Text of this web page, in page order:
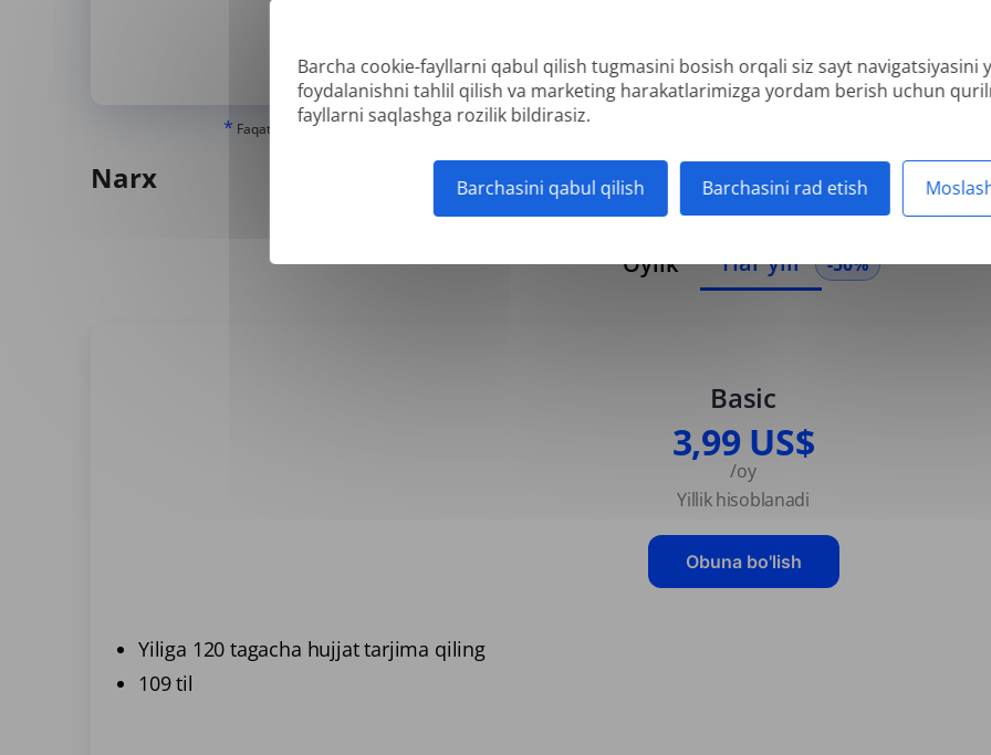
Barcha cookie-fayllarni qabul qilish tugmasini bosish orqali siz sayt navigatsiyasini
foydalanishni tahlil qilish va marketing harakatlarimizga yordam berish uchun
fayllarni saqlashga rozilik bildirasiz.
Barchasini qabul qilish Barchasini rad etish
Qo'llab-quvvatlanadigan formatlar: DOC, DOCX, ODT, PDF*, CSV, PPTX, XLSX, XLS,
* Faqat "haqiqiy" yoki raqamli yaratilgan PDF va qidiriladigan PDFlarni tarjima qila olishimiz mumkin, lekin "faqat rasm"
Narx
Oylik Har yili -50%
Basic
3,99 US$
/oy
Yillik hisoblanadi
Obuna bo'lish
Yiliga 120 tagacha hujjat tarjima qiling
109 til